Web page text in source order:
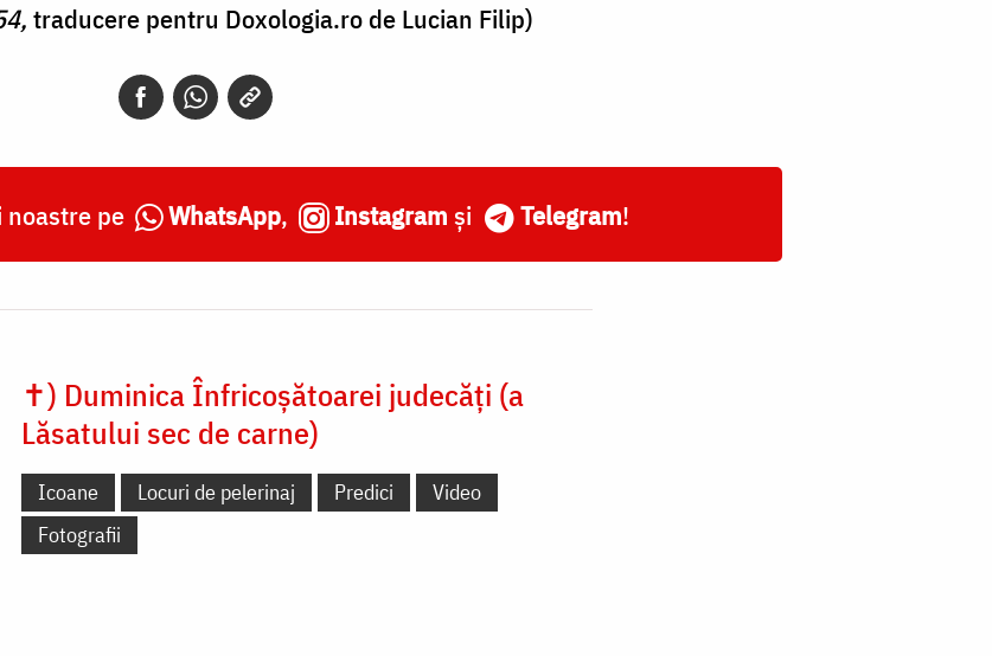
traducere pentru Doxologia.ro de Lucian Filip)
pe WhatsApp, Instagram și Telegram!
✝) Duminica Înfricoșătoarei judecăți (a
Lăsatului sec de carne)
Icoane Locuri de pelerinaj Predici
Video
Fotografii